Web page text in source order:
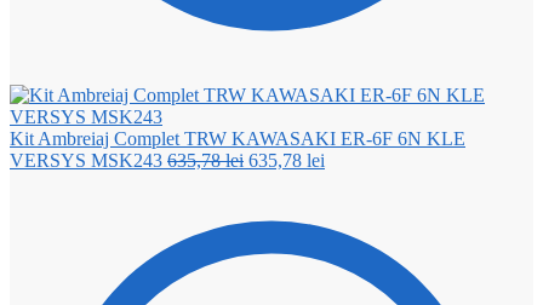
Kit Ambreiaj Complet TRW KAWASAKI ER-6F 6N KLE
VERSYS MSK243 635,78lei Prețul
fost:
635,78 lei
635,78 lei.